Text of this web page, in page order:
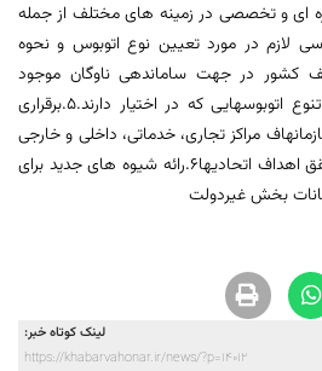
مشاوره ای و تخصصی در زمینه های مختلف از جمله
سازی شبکه خطوط۴.بررسی لازم در مورد تعیین نوع اتوبوس و نحوه
کشور در جهت ساماندهی ناوگان موجود
اتوبوسرانیهای شهری از لحاظ تنوع اتوبوسهایی که در اختیار دارند.۵.برقراری
مراکز تجاری، خدماتی، داخلی و خارجی
و قبول نمایندگی آنها جهت تحقق اهداف اتحادیها۶.رائه شیوه های جدید برای
بخش غیردولت
لینک کوتاه خبر:
https://khabarvahonar.ir/news/?p=14012